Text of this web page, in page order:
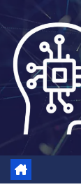
to
content